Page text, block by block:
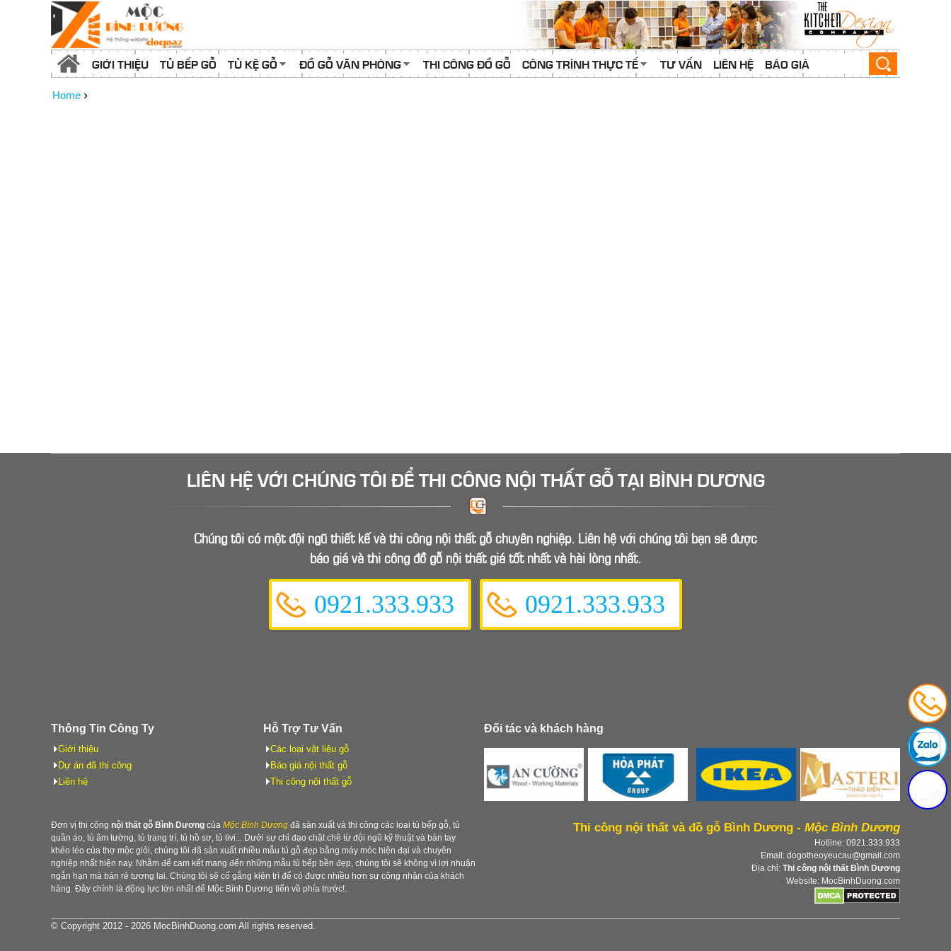
GIỚI THIỆU TỦ BẾP GỖ TỦ KỆ GỖ ĐỒ GỖ VĂN PHÒNG THI CÔNG ĐỒ GỖ CÔNG TRÌNH THỰC TẾ TƯ VẤN LIÊN HỆ BÁO GIÁ
Home ›
LIÊN HỆ VỚI CHÚNG TÔI ĐỂ THI CÔNG NỘI THẤT GỖ TẠI BÌNH DƯƠNG
Chúng tôi có một đội ngũ thiết kế và thi công nội thất gỗ chuyên nghiệp. Liên hệ với chúng tôi bạn sẽ được
báo giá và thi công đồ gỗ nội thất giá tốt nhất và hài lòng nhất.
0921.333.933 0921.333.933
Thông Tin Công Ty
Giới thiệu
Dự án đã thi công
Liên hệ
Hỗ Trợ Tư Vấn
Các loại vật liệu gỗ
Báo giá nội thất gỗ
Thi công nội thất gỗ
Đối tác và khách hàng
Đơn vị thi công nội thất gỗ Bình Dương của Mộc Bình Dương đã sản xuất và thi công các loại tủ bếp gỗ, tủ
quần áo, tủ âm tường, tủ trang trí, tủ hồ sơ, tủ tivi... Dưới sự chỉ đạo chặt chẽ từ đội ngũ kỹ thuật và bàn tay
khéo léo của thợ mộc giỏi, chúng tôi đã sản xuất nhiều mẫu tủ gỗ đẹp bằng máy móc hiện đại và chuyên
nghiệp nhất hiện nay. Nhằm để cam kết mang đến những mẫu tủ bếp bền đẹp, chúng tôi sẽ không vì lợi nhuận
ngắn hạn mà bán rẻ tương lai. Chúng tôi sẽ cố gắng kiên trì để có được nhiều hơn sự công nhận của khách
hàng. Đây chính là động lực lớn nhất để Mộc Bình Dương tiến về phía trước!.
Thi công nội thất và đồ gỗ Bình Dương - Mộc Bình Dương
Hotline: 0921.333.933
Email: dogotheoyeucau@gmail.com
Địa chỉ: Thi công nội thất Bình Dương
Website: MocBinhDuong.com
© Copyright 2012 - 2026 MocBinhDuong.com All rights reserved.